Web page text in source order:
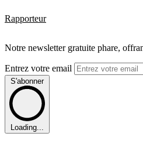
Rapporteur
Notre newsletter gratuite phare,
Entrez votre email
S'abonner
Loading...